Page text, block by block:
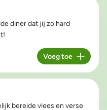
diner dat jij zo hard
Aantal
Voeg toe
bereide vlees en verse